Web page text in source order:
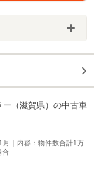
（滋賀県）の中古車
｜内容：物件数合計1万
合